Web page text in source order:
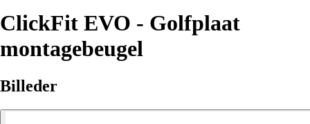
ClickFit EVO - Golfplaat
montagebeugel
Billeder